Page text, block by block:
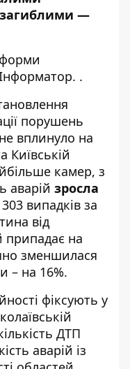
загиблими —
.
порушень
вплинуло на
Київській
камер, з
аварій зросла
випадків за
від
припадає на
зменшилася
– на 16%.
фіксують у
ДТП
аварій із